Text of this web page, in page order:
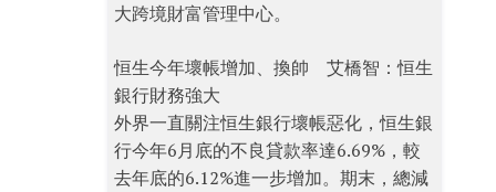
大跨境財富管理中心。
恒生今年壞帳增加、換帥 艾橋智：恒生
銀行財務強大
外界一直關注恒生銀行壞帳惡化，恒生銀
行今年6月底的不良貸款率達6.69%，較
去年底的6.12%進一步增加。期末，總減